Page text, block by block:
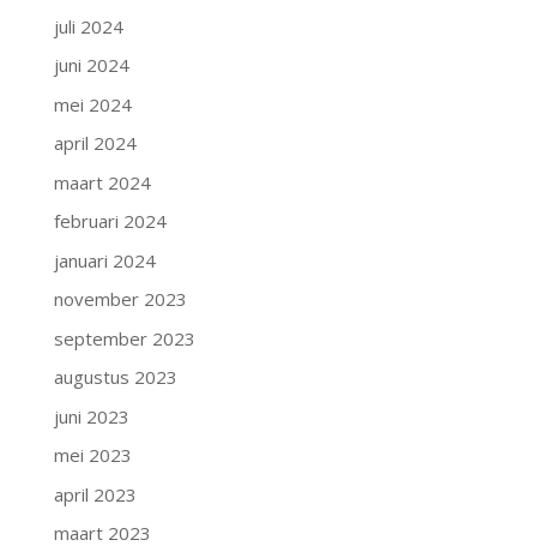
juli 2024
juni 2024
mei 2024
april 2024
maart 2024
februari 2024
januari 2024
november 2023
september 2023
augustus 2023
juni 2023
mei 2023
april 2023
maart 2023